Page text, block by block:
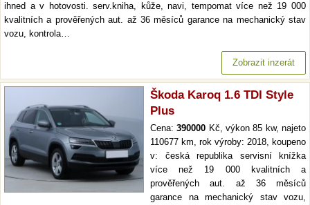
ihned a v hotovosti. serv.kniha, kůže, navi, tempomat více než 19 000
kvalitních a prověřených aut. až 36 měsíců garance na mechanický stav
vozu, kontrola…
Zobrazit inzerát
Škoda Karoq 1.6 TDI Style
Plus
Cena:390000 Kč, výkon 85 kw, najeto
110677 km, rok výroby: 2018, koupeno
v: česká republika servisní knížka
více než 19 000 kvalitních a
prověřených aut. až 36 měsíců
garance na mechanický stav vozu,